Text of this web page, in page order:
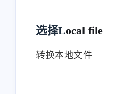
2025
选择Local file
转换本地文件